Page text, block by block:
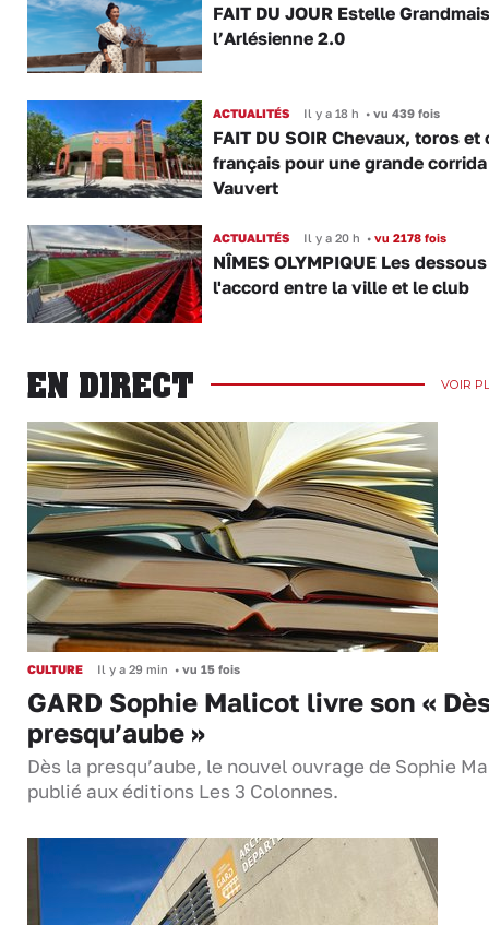
FAIT DU JOUR Estelle
l’Arlésienne 2.0
ACTUALITÉS Il y a 18 h •vu 439 fois
FAIT DU SOIR Chevaux, toros et
français pour une grande corrida
Vauvert
ACTUALITÉS Il y a 20 h •vu 2178 fois
NÎMES OLYMPIQUE Les
l'accord entre la ville et le club
EN DIRECT VOIR
CULTURE Il y a 29 min • vu 15 fois
GARD Sophie Malicot livre son «
presqu’aube »
Dès la presqu’aube, le nouvel ouvrage de Sophie
publié aux éditions Les 3 Colonnes.